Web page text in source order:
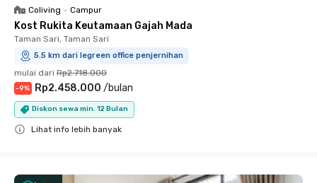
Coliving • Campur
Kost Rukita Keutamaan Gajah Mada
Taman Sari, Taman Sari
5.5 km dari legreen office penjernihan
mulai dari Rp2.718.000
-9% Rp2.458.000 /bulan
Diskon sewa min. 12 Bulan
Lihat info lebih banyak